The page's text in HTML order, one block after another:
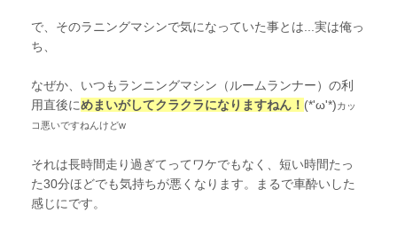
で、そのラニングマシンで気になっていた事とは...実は俺っ
ち、
なぜか、いつもランニングマシン（ルームランナー）の利
用直後にめまいがしてクラクラになりますねん！ (*'ω'*)カッ
コ悪いですねんけどw
それは長時間走り過ぎてってワケでもなく、短い時間たっ
た30分ほどでも気持ちが悪くなります。まるで車酔いした
感じにです。